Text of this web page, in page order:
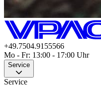
+49.7504.9155566
Mo - Fr: 13:00 - 17:00 Uhr
Service
Service